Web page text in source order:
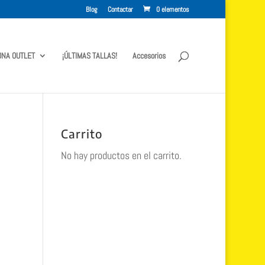
Blog Contactar 0 elementos
OUTLET ¡ÚLTIMAS TALLAS! Accesorios
Carrito
No hay productos en el carrito.